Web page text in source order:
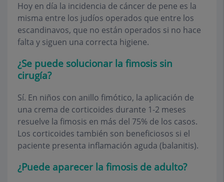
Hoy en día la incidencia de cáncer de pene es la
misma entre los judíos operados que entre los
escandinavos, que no están operados si no hace
falta y siguen una correcta higiene.
¿Se puede solucionar la fimosis sin
cirugía?
Sí. En niños con anillo fimótico, la aplicación de
una crema de corticoides durante 1-2 meses
resuelve la fimosis en más del 75% de los casos.
Los corticoides también son beneficiosos si el
paciente presenta inflamación aguda (balanitis).
¿Puede aparecer la fimosis de adulto?